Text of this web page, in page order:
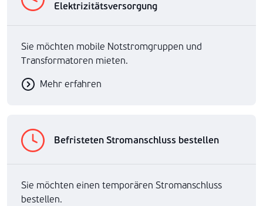
Elektrizitätsversorgung
Sie möchten mobile Notstromgruppen und
Transformatoren mieten.
Mehr erfahren
Befristeten Stromanschluss bestellen
Sie möchten einen temporären Stromanschluss
bestellen.